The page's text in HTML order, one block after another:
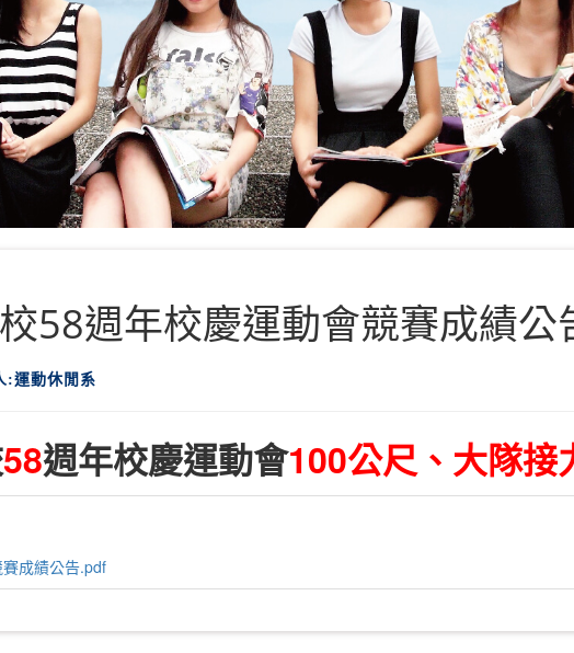
58週年校慶運動會競賽成績公
:運動休閒系
58週年校慶運動會100公尺、大隊接
成績公告.pdf